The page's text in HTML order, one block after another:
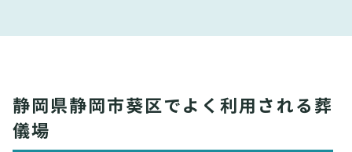
静岡県静岡市葵区でよく利用される葬
儀場